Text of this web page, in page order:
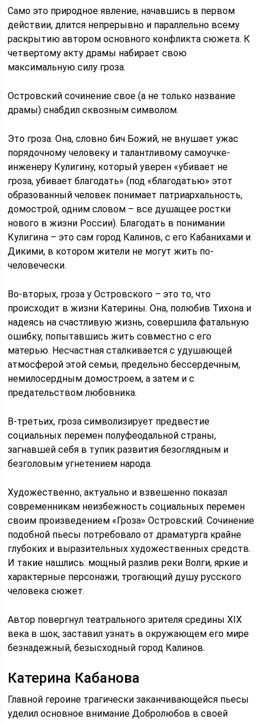
Само это природное явление, начавшись в первом
действии, длится непрерывно и параллельно всему
раскрытию автором основного конфликта сюжета. К
четвертому акту драмы набирает свою
максимальную силу гроза.
Островский сочинение свое (а не только название
драмы) снабдил сквозным символом.
Это гроза. Она, словно бич Божий, не внушает ужас
порядочному человеку и талантливому самоучке-
инженеру Кулигину, который уверен «убивает не
гроза, убивает благодать» (под «благодатью» этот
образованный человек понимает патриархальность,
домострой, одним словом – все душащее ростки
нового в жизни России). Благодать в понимании
Кулигина – это сам город Калинов, с его Кабанихами и
Дикими, в котором жители не могут жить по-
человечески.
Во-вторых, гроза у Островского – это то, что
происходит в жизни Катерины. Она, полюбив Тихона и
надеясь на счастливую жизнь, совершила фатальную
ошибку, попытавшись жить совместно с его
матерью. Несчастная сталкивается с удушающей
атмосферой этой семьи, предельно бессердечным,
немилосердным домостроем, а затем и с
предательством любовника.
В-третьих, гроза символизирует предвестие
социальных перемен полуфеодальной страны,
загнавшей себя в тупик развития безоглядным и
безголовым угнетением народа.
Художественно, актуально и взвешенно показал
современникам неизбежность социальных перемен
своим произведением «Гроза» Островский. Сочинение
подобной пьесы потребовало от драматурга крайне
глубоких и выразительных художественных средств.
И такие нашлись: мощный разлив реки Волги, яркие и
характерные персонажи, трогающий душу русского
человека сюжет.
Автор повергнул театрального зрителя средины XIX
века в шок, заставил узнать в окружающем его мире
безнадежный, безысходный город Калинов.
Катерина Кабанова
Главной героине трагически заканчивающейся пьесы
уделил основное внимание Добролюбов в своей